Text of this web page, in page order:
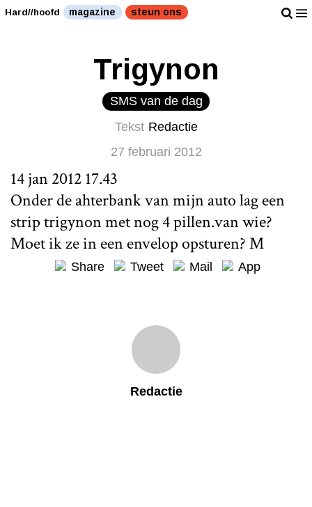
Hard//hoofd magazine steun ons
Trigynon
SMS van de dag
Tekst Redactie
27 februari 2012
14 jan 2012 17.43
Onder de ahterbank van mijn auto lag een
strip trigynon met nog 4 pillen.van wie?
Moet ik ze in een envelop opsturen? M
Share Tweet Mail App
Redactie